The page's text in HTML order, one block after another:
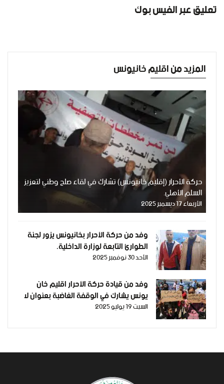
تعليق عبر الفيس بوك
المزيد من اقليم خانيونس
حركة الأحرار (إقليم خانيونس) تشارك في لقاء صلح وطني لتعزيز
السلم الأهلي.
الأربعاء 17 ديسمبر 2025
وفد من حركة الأحرار بخانيونس يزور لجنة
الطوارئ التابعة لوزارة الداخلية.
الأحد 30 نوفمبر 2025
وفد من قيادة حركة الأحرار اقليم خان
يونس يشارك في الوقفة الغاضبة بعنوان لا
للمساعدات المغمسة بدم شبابنا وأبنائنا
السبت 19 يوليو 2025